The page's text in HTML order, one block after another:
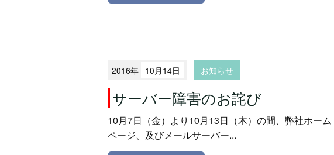
2016年 10月14日 お知らせ
サーバー障害のお詫び
10月7日（金）より10月13日（木）の間、弊社ホーム
ページ、及びメールサーバー...